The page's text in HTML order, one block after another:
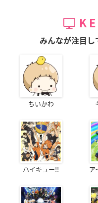
みんなが注目し
ちいかわ
ハイキュー!! ア